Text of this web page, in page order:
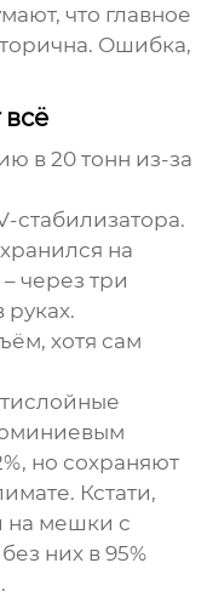
что главное
Ошибка,
в 20 тонн из-за
стабилизатора.
хранился на
через три
хотя сам
но сохраняют
Кстати,
на мешки с
них в 95%